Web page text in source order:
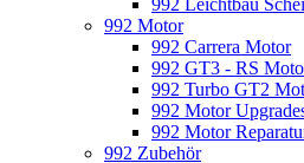
992 Leichtbau
992 Motor
992 Carrera Motor
992 GT3 - RS
992 Turbo GT2
992 Motor
992 Motor
992 Zubehör